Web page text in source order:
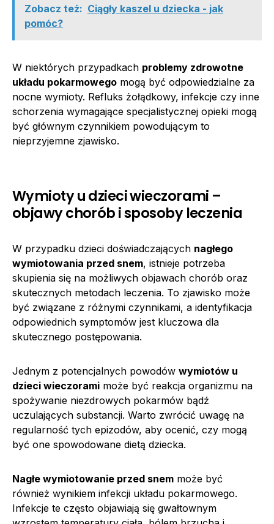
Zobacz też: Ciągły kaszel u dziecka - jak
pomóc?
W niektórych przypadkach problemy zdrowotne
układu pokarmowego mogą być odpowiedzialne za
nocne wymioty. Refluks żołądkowy, infekcje czy inne
schorzenia wymagające specjalistycznej opieki mogą
być głównym czynnikiem powodującym to
nieprzyjemne zjawisko.
Wymioty u dzieci wieczorami –
objawy chorób i sposoby leczenia
W przypadku dzieci doświadczających nagłego
wymiotowania przed snem, istnieje potrzeba
skupienia się na możliwych objawach chorób oraz
skutecznych metodach leczenia. To zjawisko może
być związane z różnymi czynnikami, a identyfikacja
odpowiednich symptomów jest kluczowa dla
skutecznego postępowania.
Jednym z potencjalnych powodów wymiotów u
dzieci wieczorami może być reakcja organizmu na
spożywanie niezdrowych pokarmów bądź
uczulających substancji. Warto zwrócić uwagę na
regularność tych epizodów, aby ocenić, czy mogą
być one spowodowane dietą dziecka.
Nagłe wymiotowanie przed snem może być
również wynikiem infekcji układu pokarmowego.
Infekcje te często objawiają się gwałtownym